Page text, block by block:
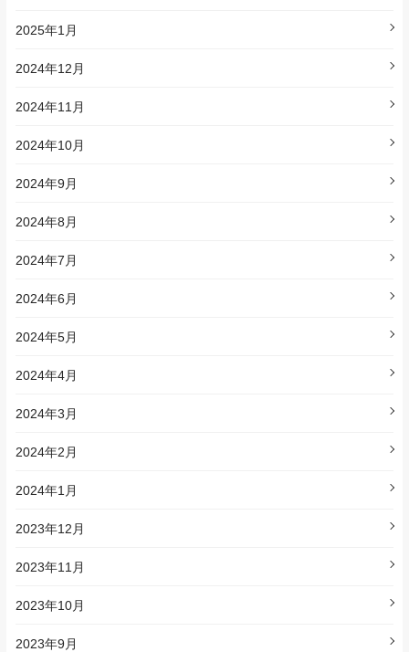
2025年1月
2024年12月
2024年11月
2024年10月
2024年9月
2024年8月
2024年7月
2024年6月
2024年5月
2024年4月
2024年3月
2024年2月
2024年1月
2023年12月
2023年11月
2023年10月
2023年9月